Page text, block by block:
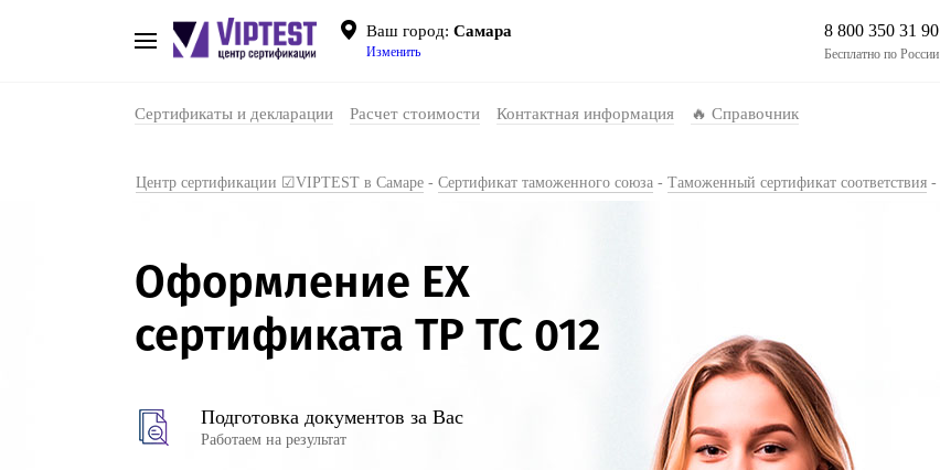
Ваш город: Самара
Изменить
8 800 350 31 90
Бесплатно по России
Сертификаты и декларации Расчет стоимости Контактная информация 🔥 Справочник
Центр сертификации ☑VIPTEST в Самаре - Сертификат таможенного союза - Таможенный сертификат соответствия -
Оформление EX
сертификата ТР ТС 012
Подготовка документов за Вас
Работаем на результат